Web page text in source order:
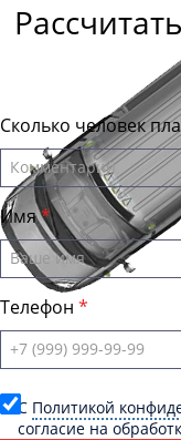
Сколько человек
Имя
Телефон
C Политикой
согласие на